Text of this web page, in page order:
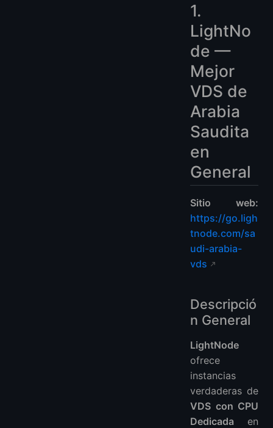
1.
LightNo
de —
Mejor
VDS de
Arabia
Saudita
en
General
Sitio web:
https://go.ligh
tnode.com/sa
udi-arabia-
vds
Descripció
n General
LightNode
ofrece
instancias
verdaderas de
VDS con CPU
Dedicada en